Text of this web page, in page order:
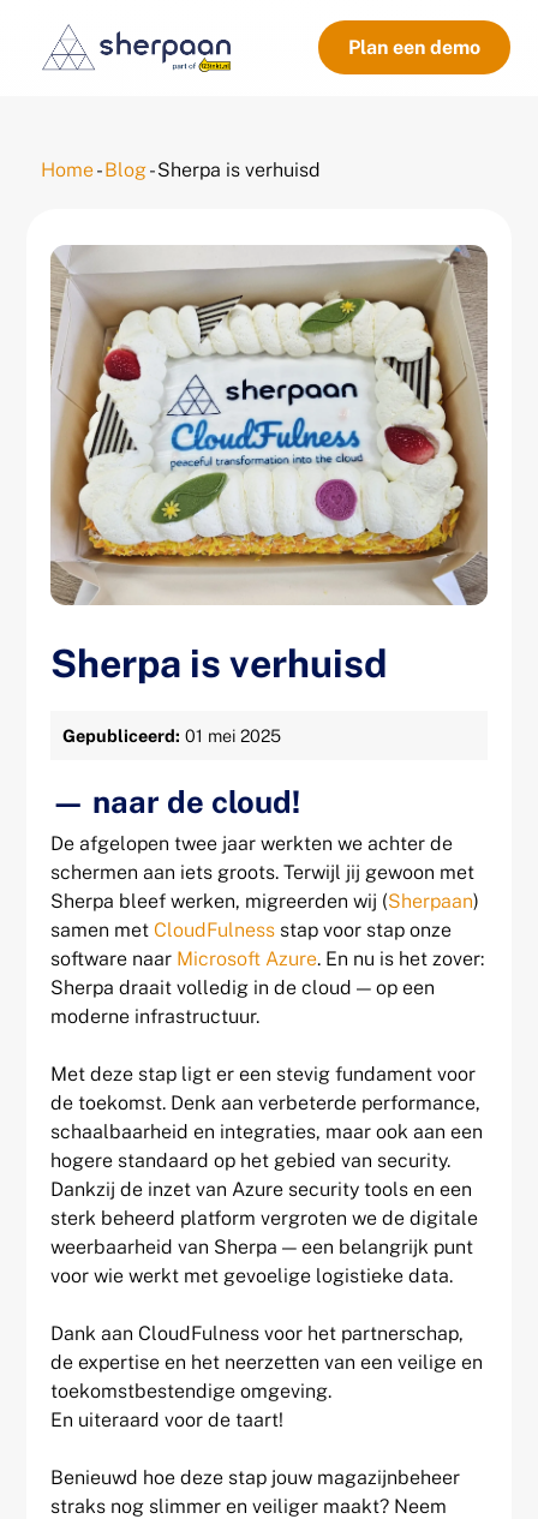
Plan een demo
Home-Blog-Sherpa is verhuisd
Sherpa is verhuisd
Gepubliceerd: 01 mei 2025
— naar de cloud!
De afgelopen twee jaar werkten we achter de
schermen aan iets groots. Terwijl jij gewoon met
Sherpa bleef werken, migreerden wij (Sherpaan)
samen met CloudFulness stap voor stap onze
software naar Microsoft Azure. En nu is het zover:
Sherpa draait volledig in de cloud — op een
moderne infrastructuur.
Met deze stap ligt er een stevig fundament voor
de toekomst. Denk aan verbeterde performance,
schaalbaarheid en integraties, maar ook aan een
hogere standaard op het gebied van security.
Dankzij de inzet van Azure security tools en een
sterk beheerd platform vergroten we de digitale
weerbaarheid van Sherpa — een belangrijk punt
voor wie werkt met gevoelige logistieke data.
Dank aan CloudFulness voor het partnerschap,
de expertise en het neerzetten van een veilige en
toekomstbestendige omgeving.
En uiteraard voor de taart!
Benieuwd hoe deze stap jouw magazijnbeheer
straks nog slimmer en veiliger maakt? Neem